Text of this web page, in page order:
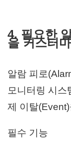
4. 필요한
을 커스터
알람 피로
모니터링 시스
제 이탈
필수 기능